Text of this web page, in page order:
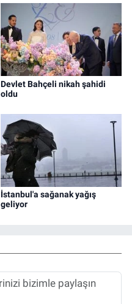
Devlet Bahçeli nikah şahidi
oldu
İstanbul'a sağanak yağış
geliyor